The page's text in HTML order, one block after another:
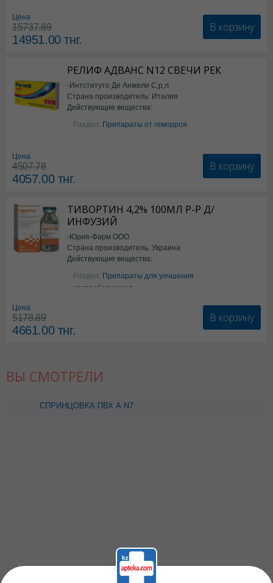
Цена
15737.89
14951.00тнг.
В корзину
РЕЛИФ АДВАНС N12 СВЕЧИ РЕК
-Интституто Де Анжели С,р,л
Страна производитель: Италия
Действующие вещества:
Бензокаин
Раздел: Препараты от геморроя
Цена
4507.78
4057.00тнг.
В корзину
ТИВОРТИН 4,2% 100МЛ Р-Р Д/
ИНФУЗИЙ
-Юрия-Фарм ООО
Страна производитель: Украина
Действующие вещества:
Аргинин
Раздел: Препараты для улчшения
кровообращения
Цена
5178.89
4661.00тнг.
В корзину
ВЫ СМОТРЕЛИ
СПРИНЦОВКА ПВХ А N7